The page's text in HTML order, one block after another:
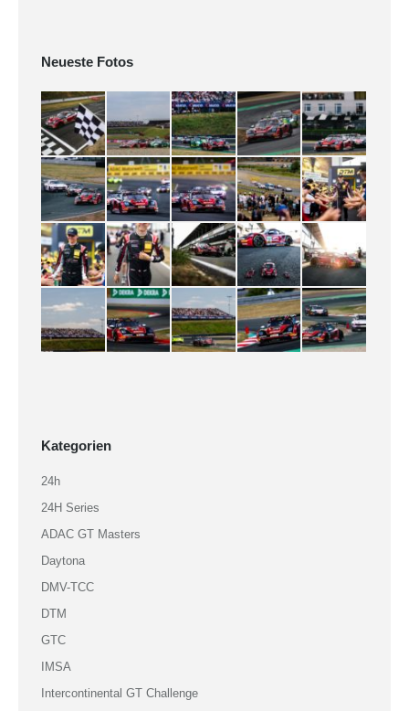
Neueste Fotos
Kategorien
24h
24H Series
ADAC GT Masters
Daytona
DMV-TCC
DTM
GTC
IMSA
Intercontinental GT Challenge